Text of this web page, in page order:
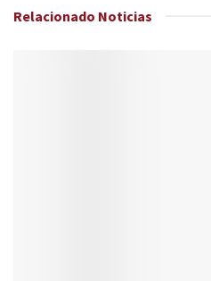
Relacionado Noticias